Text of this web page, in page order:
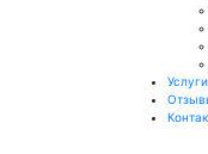
Услуги